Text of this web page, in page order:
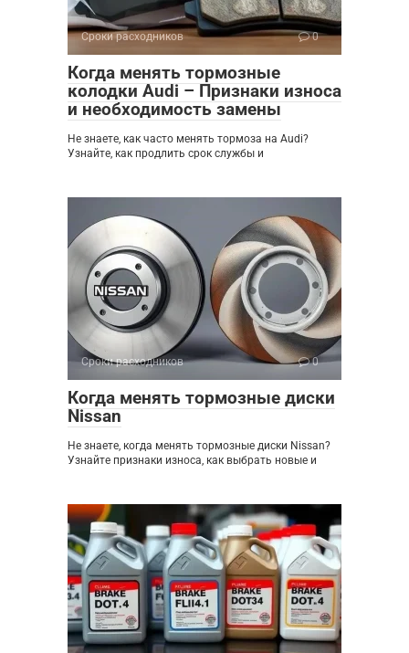
Сроки расходников 0
Когда менять тормозные
колодки Audi – Признаки износа
и необходимость замены
Не знаете, как часто менять тормоза на Audi?
Узнайте, как продлить срок службы и
Сроки расходников 0
Когда менять тормозные диски
Nissan
Не знаете, когда менять тормозные диски Nissan?
Узнайте признаки износа, как выбрать новые и